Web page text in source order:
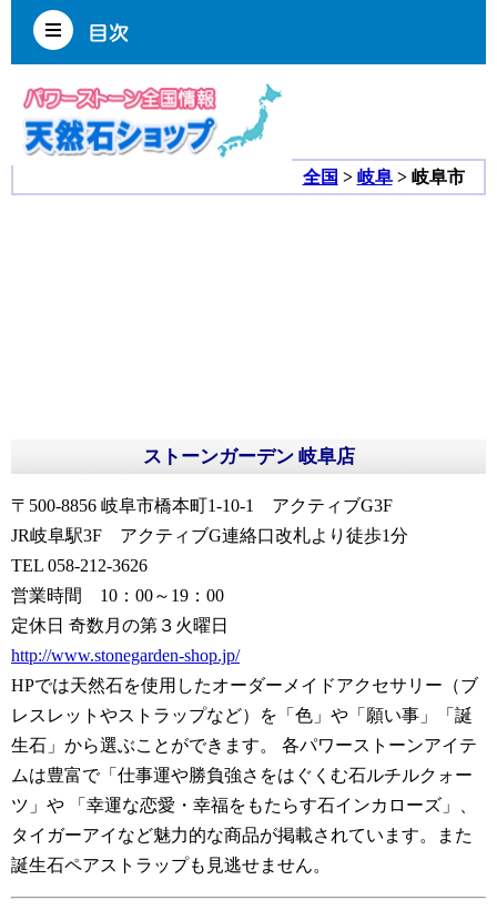
全国 > 岐阜> 岐阜市
ストーンガーデン 岐阜店
〒500-8856 岐阜市橋本町1-10-1 アクティブG3F
JR岐阜駅3F アクティブG連絡口改札より徒歩1分
TEL 058-212-3626
営業時間 10：00～19：00
定休日 奇数月の第３火曜日
http://www.stonegarden-shop.jp/
HPでは天然石を使用したオーダーメイドアクセサリー（ブ
レスレットやストラップなど）を「色」や「願い事」「誕
生石」から選ぶことができます。 各パワーストーンアイテ
ムは豊富で「仕事運や勝負強さをはぐくむ石ルチルクォー
ツ」や 「幸運な恋愛・幸福をもたらす石インカローズ」、
タイガーアイなど魅力的な商品が掲載されています。また
誕生石ペアストラップも見逃せません。